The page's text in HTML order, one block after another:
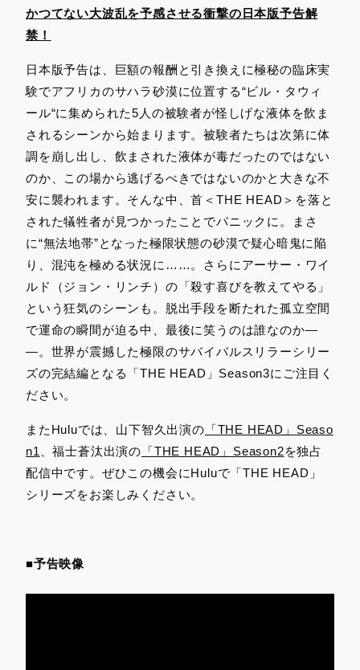
かつてない大波乱を予感させる衝撃の日本版予告解
禁！
日本版予告は、巨額の報酬と引き換えに極秘の臨床実
験でアフリカのサハラ砂漠に位置する“ビル・タウィ
ール“に集められた5人の被験者が怪しげな液体を飲ま
されるシーンから始まります。被験者たちは次第に体
調を崩し出し、飲まされた液体が毒だったのではない
のか、この場から逃げるべきではないのかと大きな不
安に襲われます。そんな中、首＜THE HEAD＞を落と
された犠牲者が見つかったことでパニックに。まさ
に“無法地帯”となった極限状態の砂漠で疑心暗鬼に陥
り、混沌を極める状況に……。さらにアーサー・ワイ
ルド（ジョン・リンチ）の「殺す喜びを教えてやる」
という狂気のシーンも。脱出手段を断たれた孤立空間
で運命の瞬間が迫る中、最後に笑うのは誰なのか―
―。世界が震撼した極限のサバイバルスリラーシリー
ズの完結編となる「THE HEAD」Season3にご注⽬く
ださい。
またHuluでは、山下智久出演の 「THE HEAD」Seaso
n1 、福士蒼汰出演の 「THE HEAD」Season2を独占
配信中です。ぜひこの機会にHuluで「THE HEAD」
シリーズをお楽しみください。
■予告映像